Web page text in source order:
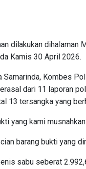
dilakukan dihalaman
Kamis 30 April 2026.
Samarinda, Kombes
dari 11 laporan
13 tersangka yang
yang kami
barang bukti yang
sabu seberat